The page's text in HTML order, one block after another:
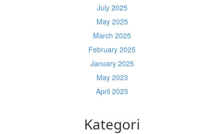
July 2025
May 2025
March 2025
February 2025
January 2025
May 2023
April 2023
Kategori